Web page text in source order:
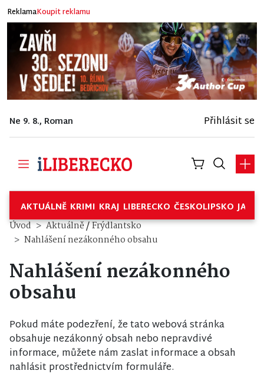
ReklamaKoupit reklamu
Ne 9. 8., Roman Přihlásit se
AKTUÁLNĚ KRIMI KRAJ LIBERECKO ČESKOLIPSKO
Úvod Aktuálně/Frýdlantsko
Nahlášení nezákonného obsahu
Nahlášení nezákonného
obsahu
Pokud máte podezření, že tato webová stránka
obsahuje nezákonný obsah nebo nepravdivé
informace, můžete nám zaslat informace a obsah
nahlásit prostřednictvím formuláře.